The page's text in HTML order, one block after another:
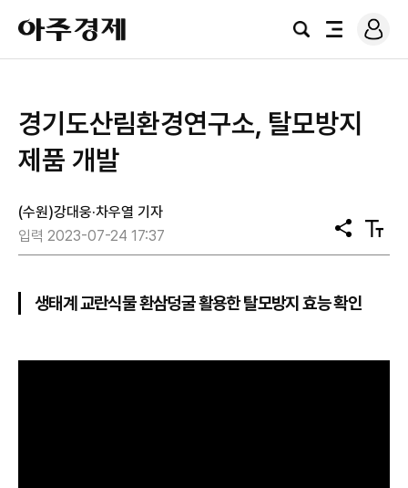
아
주
경
검
전
로
그
경기도산림환경연구소, 탈모방지
제품 개발
(수원)강대웅·차우열 기자
입력 2023-07-24 17:37
공
유
텍
스
생태계 교란식물 환삼덩굴 활용한 탈모방지 효능 확인